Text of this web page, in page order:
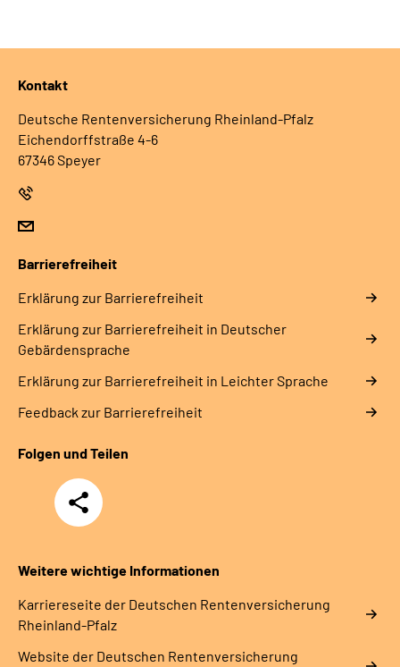
Kontakt
Deutsche Rentenversicherung Rheinland-Pfalz
Eichendorffstraße 4-6
67346 Speyer
Barrierefreiheit
Erklärung zur Barrierefreiheit
Erklärung zur Barrierefreiheit in Deutscher
Gebärdensprache
Erklärung zur Barrierefreiheit in Leichter Sprache
Feedback zur Barrierefreiheit
Folgen und Teilen
Teilen
Weitere wichtige Informationen
Karriereseite der Deutschen Rentenversicherung
Rheinland-Pfalz
Website der Deutschen Rentenversicherung